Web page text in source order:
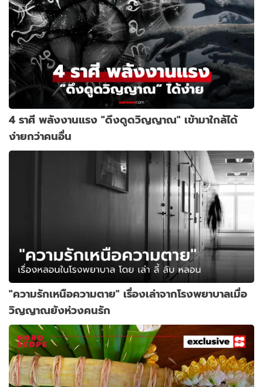
4 ราศี พลังงานแรง "ดึงดูดวิญญาณ" เข้ามาใกล้ได้
ง่ายกว่าคนอื่น
"ความรักเหนือความตาย" เรื่องเล่าจากโรงพยาบาลเมื่อ
วิญญาณยังห่วงคนรัก